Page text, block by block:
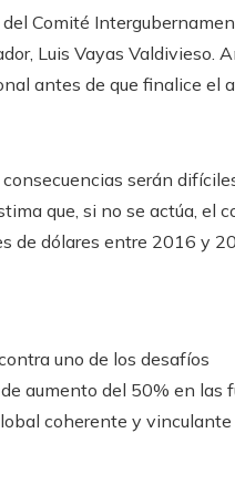
Comité
Luis Vayas Valdivieso.
antes de que finalice el
serán
que, si no se actúa, el
de dólares entre 2016 y
uno de los desafíos
aumento del 50% en las
coherente y vinculante